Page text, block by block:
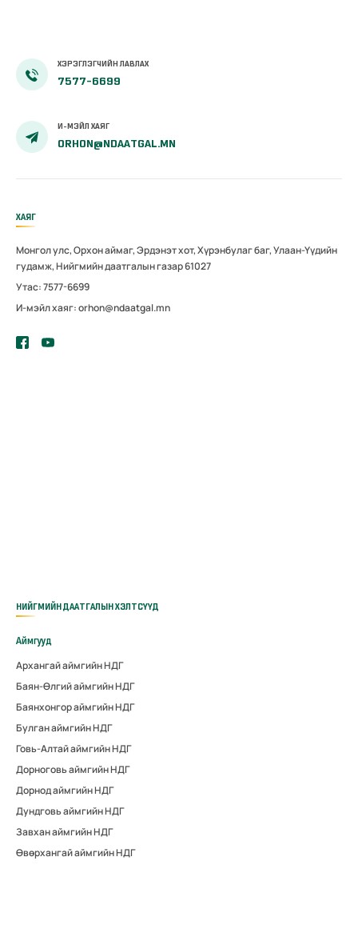
ХЭРЭГЛЭГЧИЙН ЛАВЛАХ
7577-6699
И-МЭЙЛ ХАЯГ
ORHON@NDAATGAL.MN
ХАЯГ
Монгол улс, Орхон аймаг, Эрдэнэт хот, Хүрэнбулаг баг, Улаан-Үүдийн
гудамж, Нийгмийн даатгалын газар 61027
Утас: 7577-6699
И-мэйл хаяг: orhon@ndaatgal.mn
НИЙГМИЙН ДААТГАЛЫН ХЭЛТСҮҮД
Аймгууд
Архангай аймгийн НДГ
Баян-Өлгий аймгийн НДГ
Баянхонгор аймгийн НДГ
Булган аймгийн НДГ
Говь-Алтай аймгийн НДГ
Дорноговь аймгийн НДГ
Дорнод аймгийн НДГ
Дундговь аймгийн НДГ
Завхан аймгийн НДГ
Өвөрхангай аймгийн НДГ